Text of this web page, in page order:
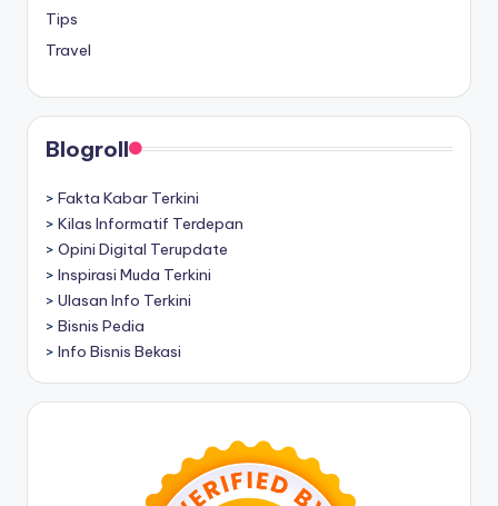
Tips
Travel
Blogroll
> Fakta Kabar Terkini
> Kilas Informatif Terdepan
> Opini Digital Terupdate
> Inspirasi Muda Terkini
> Ulasan Info Terkini
> Bisnis Pedia
> Info Bisnis Bekasi